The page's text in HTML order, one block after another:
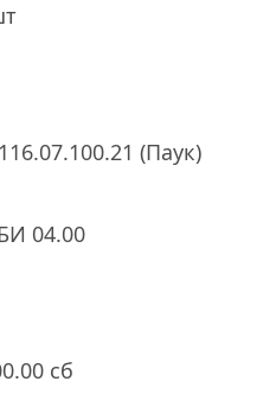
(Паук)
04.00
сб